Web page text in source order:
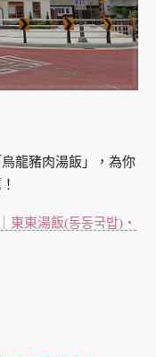
龍豬肉湯飯」，為你
東東湯飯(동동국밥)・